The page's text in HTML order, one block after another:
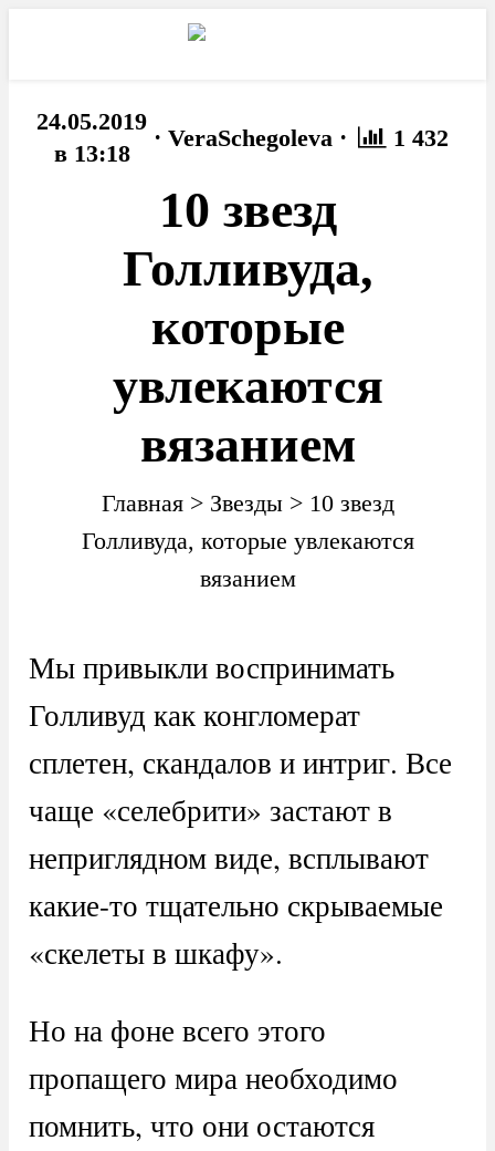
24.05.2019
в 13:18
· VeraSchegoleva · 1 432
10 звезд
Голливуда,
которые
увлекаются
вязанием
Главная> Звезды> 10 звезд
Голливуда, которые увлекаются
вязанием
Мы привыкли воспринимать
Голливуд как конгломерат
сплетен, скандалов и интриг. Все
чаще «селебрити» застают в
неприглядном виде, всплывают
какие-то тщательно скрываемые
«скелеты в шкафу».
Но на фоне всего этого
пропащего мира необходимо
помнить, что они остаются